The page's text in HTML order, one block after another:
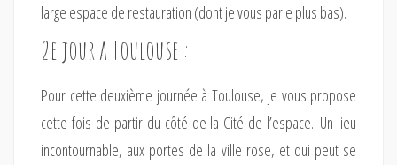
large espace de restauration (dont je vous parle plus bas).
2e jour à Toulouse :
Pour cette deuxième journée à Toulouse, je vous propose
cette fois de partir du côté de la Cité de l’espace. Un lieu
incontournable, aux portes de la ville rose, et qui peut se